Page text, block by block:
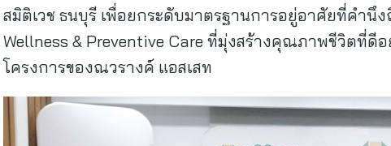
สมิติเวช ธนบุรี เพื่อยกระดับมาตรฐานการอยู่อาศัยที่คำ
Wellness & Preventive Care ที่มุ่งสร้างคุณภาพชีวิตที่
โครงการของณวรางค์ แอสเสท